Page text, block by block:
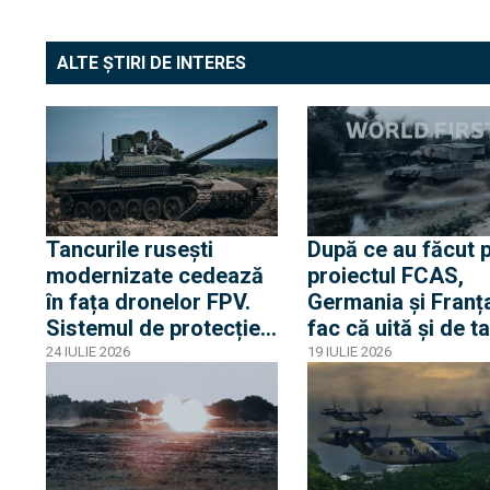
ALTE ȘTIRI DE INTERES
Tancurile rusești
modernizate cedează
în fața dronelor FPV.
Sistemul de protecție
activă Arena-M a eșuat
front
24 IULIE 2026
După ce au făcut
proiectul FCAS,
Germania și
fac că uită și de
viitorului. MGCS
pe urmele
avionului de
a șasea
19 IULIE 2026